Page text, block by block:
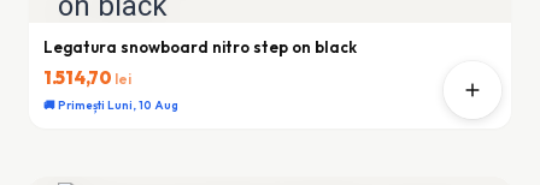
Legatura snowboard nitro step on black
1.514,70 lei
🚚 Primești Luni, 10 Aug